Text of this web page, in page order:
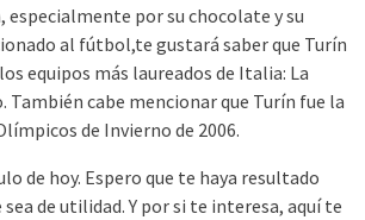
especialmente por su chocolate y su
al fútbol,te gustará saber que Turín
equipos más laureados de Italia: La
También cabe mencionar que Turín fue la
de Invierno de 2006.
de hoy. Espero que te haya resultado
de utilidad. Y por si te interesa, aquí te